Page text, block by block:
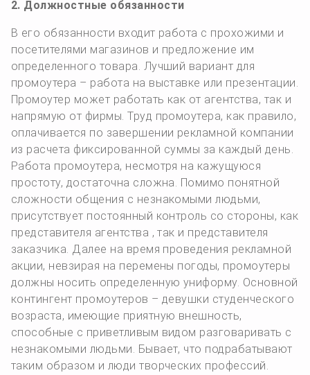
2. Должностные обязанности
В его обязанности входит работа с прохожими и
посетителями магазинов и предложение им
определенного товара. Лучший вариант для
промоутера – работа на выставке или презентации.
Промоутер может работать как от агентства, так и
напрямую от фирмы. Труд промоутера, как правило,
оплачивается по завершении рекламной компании
из расчета фиксированной суммы за каждый день.
Работа промоутера, несмотря на кажущуюся
простоту, достаточна сложна. Помимо понятной
сложности общения с незнакомыми людьми,
присутствует постоянный контроль со стороны, как
представителя агентства , так и представителя
заказчика. Далее на время проведения рекламной
акции, невзирая на перемены погоды, промоутеры
должны носить определенную униформу. Основной
контингент промоутеров – девушки студенческого
возраста, имеющие приятную внешность,
способные с приветливым видом разговаривать с
незнакомыми людьми. Бывает, что подрабатывают
таким образом и люди творческих профессий.